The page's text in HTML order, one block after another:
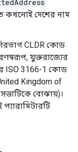
কখনোই দেশের নাম
CLDR কোড
যুক্তরাজ্যের
ISO 3166-1 কোড
Kingdom of
বোঝায়)।